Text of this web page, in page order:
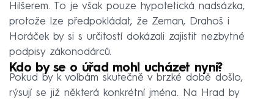
Hilšerem. To je však pouze hypotetická nadsázka,
protože lze předpokládat, že Zeman, Drahoš i
Horáček by si s určitostí dokázali zajistit nezbytné
podpisy zákonodárců.
Kdo by se o úřad mohl ucházet nyní?
Pokud by k volbám skutečně v brzké době došlo,
rýsují se již některá konkrétní jména. Na Hrad by